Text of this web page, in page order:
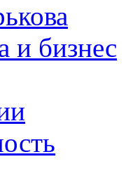
и бизнес